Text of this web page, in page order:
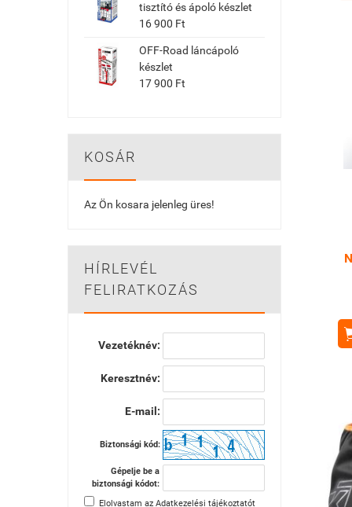
tisztító és ápoló készlet
16 900 Ft
OFF-Road láncápoló
készlet
17 900 Ft
KOSÁR
Az Ön kosara jelenleg üres!
HÍRLEVÉL
FELIRATKOZÁS
Vezetéknév:
Keresztnév:
E-mail:
Biztonsági kód:
Gépelje be a
biztonsági kódot:
Elolvastam az Adatkezelési tájékoztatót